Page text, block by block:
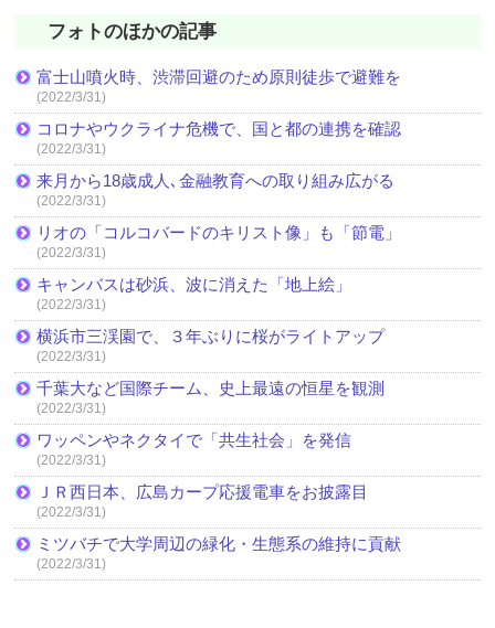
フォトのほかの記事
富士山噴火時、渋滞回避のため原則徒歩で避難を
(2022/3/31)
コロナやウクライナ危機で、国と都の連携を確認
(2022/3/31)
来月から18歳成人､金融教育への取り組み広がる
(2022/3/31)
リオの「コルコバードのキリスト像」も「節電」
(2022/3/31)
キャンバスは砂浜、波に消えた「地上絵」
(2022/3/31)
横浜市三渓園で、３年ぶりに桜がライトアップ
(2022/3/31)
千葉大など国際チーム、史上最遠の恒星を観測
(2022/3/31)
ワッペンやネクタイで「共生社会」を発信
(2022/3/31)
ＪＲ西日本、広島カープ応援電車をお披露目
(2022/3/31)
ミツバチで大学周辺の緑化・生態系の維持に貢献
(2022/3/31)